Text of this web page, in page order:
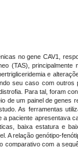
no gene CAV1,
(TAS),
e
seu caso com
Para tal, foram
um painel de genes
As ferramentas
paciente apresentava
baixa estatura e
A relação genótipo-
com a